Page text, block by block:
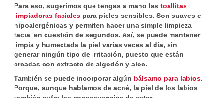
Para eso, sugerimos que tengas a mano las toallitas
limpiadoras facialespara pieles sensibles. Son suaves e
hipoalergénicas y permiten hacer una simple limpieza
facial en cuestión de segundos. Así, se puede mantener
limpia y humectada la piel varias veces al día, sin
generar ningún tipo de irritación, puesto que están
creadas con extracto de algodón y aloe.
También se puede incorporar algún bálsamo para labios.
Porque, aunque hablamos de acné, la piel de los labios